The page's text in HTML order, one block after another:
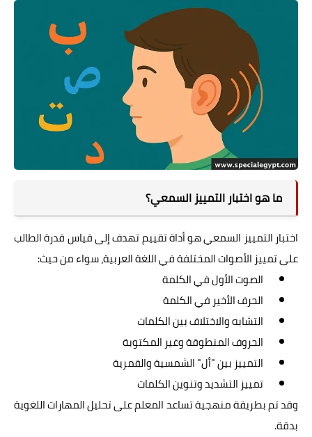
ما هو اختبار التمييز السمعي؟
اختبار التمييز السمعي هو أداة تقييم تهدف إلى قياس قدرة الطالب
على تمييز الأصوات المختلفة في اللغة العربية، سواء من حيث:
الصوت الأول في الكلمة
الحرف الأخير في الكلمة
التشابه والاختلاف بين الكلمات
الحروف المنطوقة وغير المكتوبة
التمييز بين "أل" الشمسية والقمرية
تمييز التشديد وتنوين الكلمات
وقد تم بطريقة منهجية تساعد المعلم على تحليل المهارات اللغوية
بدقة.